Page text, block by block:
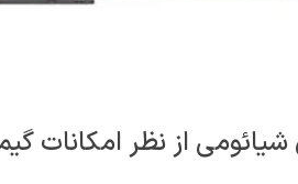
از نظر امکانات